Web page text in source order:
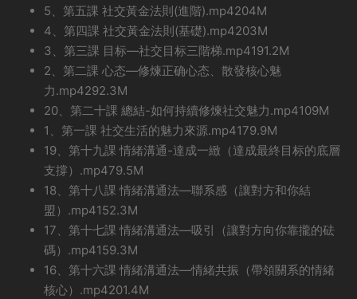
5、第五課 社交黃金法則(進階).mp4204M
4、第四課 社交黃金法則(基礎).mp4203M
3、第三課 目标—社交目标三階梯.mp4191.2M
2、第二課 心态—修煉正确心态、散發核心魅
力.mp4292.3M
20、第二十課 總結-如何持續修煉社交魅力.mp4109M
1、第一課 社交生活的魅力來源.mp4179.9M
19、第十九課 情緒溝通-達成一緻（達成最終目标的底層
支撐）.mp479.5M
18、第十八課 情緒溝通法—聯系感（讓對方和你結
盟）.mp4152.3M
17、第十七課 情緒溝通法—吸引（讓對方向你靠攏的砝
碼）.mp4159.3M
16、第十六課 情緒溝通法—情緒共振（帶領關系的情緒
核心）.mp4201.4M